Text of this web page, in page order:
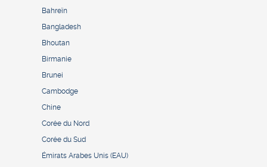
Bahreïn
Bangladesh
Bhoutan
Birmanie
Brunei
Cambodge
Chine
Corée du Nord
Corée du Sud
Émirats Arabes Unis (EAU)